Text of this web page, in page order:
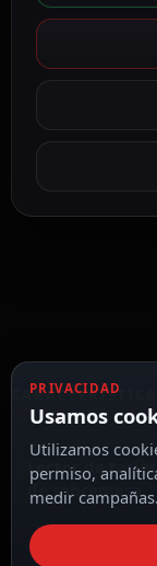
VER TODAS LAS
Lector de
de sobremesa
PRIVACIDAD
Usamos
Utilizamos
permiso,
medir campañas.